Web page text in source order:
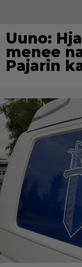
Uuno:
menee
Pajarin